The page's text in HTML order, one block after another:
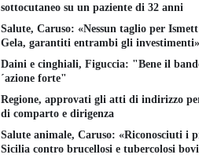
sottocutaneo su un paziente di 32 anni
Salute, Caruso: «Nessun taglio per
Gela, garantiti entrambi gli investimenti»
Daini e cinghiali, Figuccia: "Bene il
´azione forte"
Regione, approvati gli atti di indirizzo
di comparto e dirigenza
Salute animale, Caruso: «Riconosciuti i
Sicilia contro brucellosi e tubercolosi